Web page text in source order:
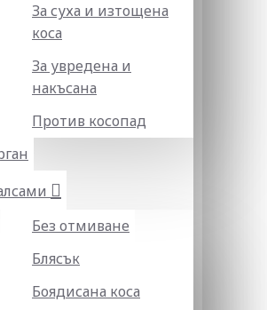
За суха и изтощена
коса
За увредена и
накъсана
Против косопад
Без отмиване
Блясък
Боядисана коса